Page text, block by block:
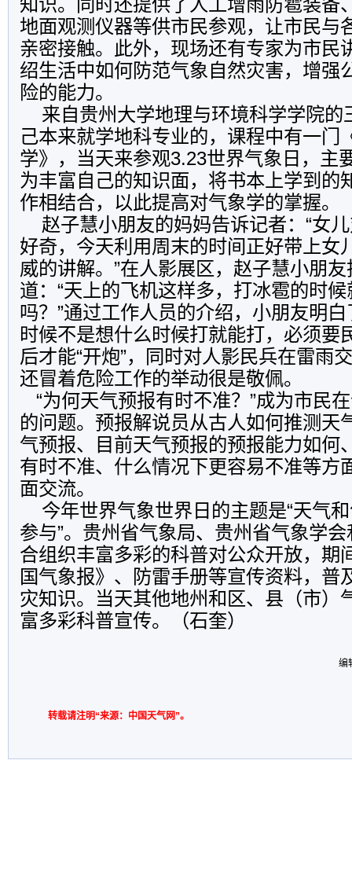
知识。同时还提供了人工增雨防雹装备
地面观测仪器等供市民参观，让市民与
亲密接触。此外，现场还有专家为市民
绍生活中如何防范气象自然灾害，增强
险的能力。
来自贵州大学地理与环境科学学院的
己本来就学地科专业的，课程中有一门
学》，当天来参观3.23世界气象日，主
为丰富自己的知识面，将书本上学到的
作相结合，以此提高对气象学的掌握。
赵子慧小朋友的妈妈告诉记者：“女
好奇，今天利用周末的时间正好带上女
威的讲解。”在人影展区，赵子慧小朋
道：“天上的飞机这样多，打冰雹的时
吗？”通过工作人员的介绍，小朋友明
时候不是想什么时候打就能打，必须要
后才能“开炮”，同时对人影民兵在雷雨
还冒着危险工作的举动很是敬佩。
“为何天气预报有时不准？”成为市民
的问题。预报解说员从古人如何推测天
气预报、目前天气预报的预报能力如何
有时不准、什么情况下更容易不准等方
面交流。
今年世界气象世界日的主题是“天气
参与”。贵州省气象局、贵州省气象学
合组织丰富多彩的科普对公众开放，期
国气象报》、防雷手册等宣传资料，普
灾知识。当天其他地州和区、县（市）
富多彩科普宣传。（石奎）
编
转载请注明“来源：中国天气网”。